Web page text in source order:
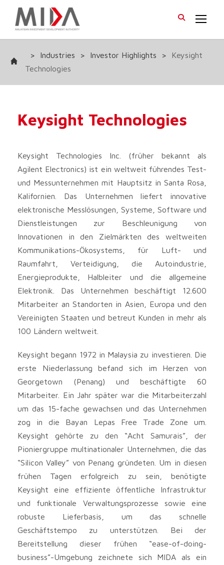
> Industries > Investor Highlights >
Keysight
Technologies
Keysight Technologies
Keysight Technologies Inc. (früher bekannt als
Agilent Electronics) ist ein weltweit führendes Test-
und Messunternehmen mit Hauptsitz in Santa Rosa,
Kalifornien. Das Unternehmen liefert innovative
elektronische Messlösungen, Systeme, Software und
Dienstleistungen zur Beschleunigung von
Innovationen in den Zielmärkten des weltweiten
Kommunikations-Ökosystems, für Luft- und
Raumfahrt, Verteidigung, die Autoindustrie,
Energieprodukte, Halbleiter und die allgemeine
Elektronik. Das Unternehmen beschäftigt 12.600
Mitarbeiter an Standorten in Asien, Europa und den
Vereinigten Staaten und betreut Kunden in mehr als
100 Ländern weltweit.
Keysight begann 1972 in Malaysia zu investieren. Die
erste Niederlassung befand sich im Herzen von
Georgetown (Penang) und beschäftigte 60
Mitarbeiter. Ein Jahr später war die Mitarbeiterzahl
um das 15-fache gewachsen und das Unternehmen
zog in die Bayan Lepas Free Trade Zone um.
Keysight gehörte zu den “Acht Samurais”, der
Pioniergruppe multinationaler Unternehmen, die das
“Silicon Valley” von Penang gründeten. Um in diesen
frühen Tagen erfolgreich zu sein, benötigte
Keysight eine effiziente öffentliche Infrastruktur
und funktionale Verwaltungsprozesse sowie eine
robuste Lieferbasis, um das schnelle
Geschäftstempo zu unterstützen. Bei der
Bereitstellung dieser frühen “ease-of-doing-
business”-Umgebung zeichnete sich MIDA als ein